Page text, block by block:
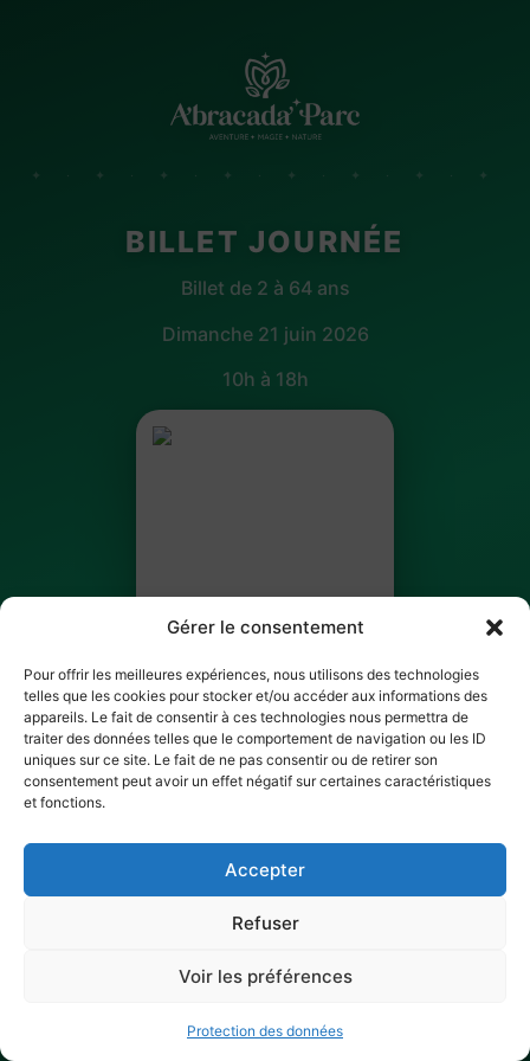
Gérer le consentement
Pour offrir les meilleures expériences, nous utilisons des technologies
telles que les cookies pour stocker et/ou accéder aux informations des
appareils. Le fait de consentir à ces technologies nous permettra de
traiter des données telles que le comportement de navigation ou les ID
uniques sur ce site. Le fait de ne pas consentir ou de retirer son
consentement peut avoir un effet négatif sur certaines caractéristiques
et fonctions.
Accepter
Refuser
Voir les préférences
Protection des données
✦ · ✦ · ✦ · ✦ · ✦ · ✦ · ✦ · ✦
BILLET JOURNÉE
Billet de 2 à 64 ans
Dimanche 21 juin 2026
10h à 18h
Amara Diakite
BILLET 10 SUR 12
✓ Ticket scanné